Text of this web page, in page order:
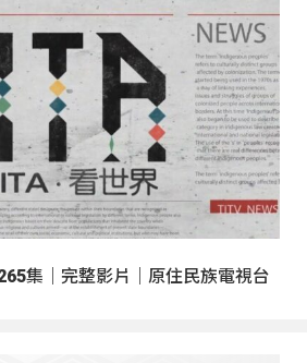
集｜完整影片｜原住民族電視台